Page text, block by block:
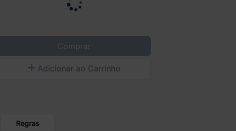
Comprar
Adicionar ao Carrinho
Regras